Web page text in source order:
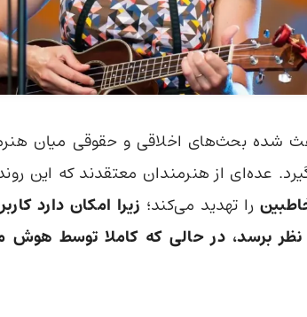
شده بحث‌های اخلاقی و حقوقی میان
عده‌ای از هنرمندان معتقدند که این
را تهدید می‌کند؛ زیرا امکان دارد
نظر برسد، در حالی که کاملا توسط هوش